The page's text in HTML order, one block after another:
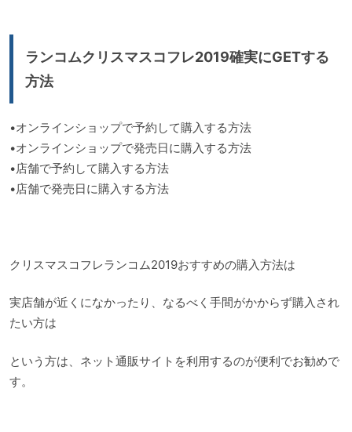
ランコムクリスマスコフレ2019確実にGETする
方法
•オンラインショップで予約して購入する方法
•オンラインショップで発売日に購入する方法
•店舗で予約して購入する方法
•店舗で発売日に購入する方法
クリスマスコフレランコム2019おすすめの購入方法は
実店舗が近くになかったり、なるべく手間がかからず購入され
たい方は
という方は、ネット通販サイトを利用するのが便利でお勧めで
す。